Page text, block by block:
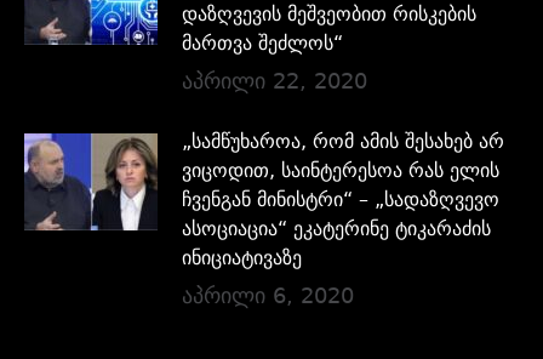
დაზღვევის მეშვეობით რისკების
მართვა შეძლოს“
აპრილი 22, 2020
„სამწუხაროა, რომ ამის შესახებ არ
ვიცოდით, საინტერესოა რას ელის
ჩვენგან მინისტრი“ – „სადაზღვევო
ასოციაცია“ ეკატერინე ტიკარაძის
ინიციატივაზე
აპრილი 6, 2020